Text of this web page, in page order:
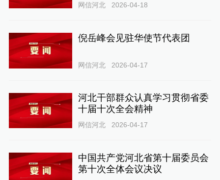
网信河北 2026-04-18
倪岳峰会见驻华使节代表团
网信河北 2026-04-17
河北干部群众认真学习贯彻省委
十届十次全会精神
网信河北 2026-04-17
中国共产党河北省第十届委员会
第十次全体会议决议